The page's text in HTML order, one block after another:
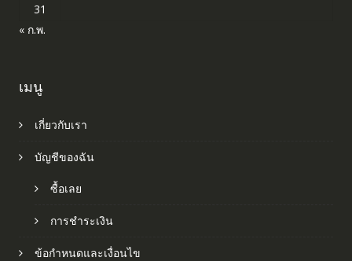
31
« ก.พ.
เมนู
เกี่ยวกับเรา
บัญชีของฉัน
ซื้อเลย
การชำระเงิน
ข้อกำหนดและเงื่อนไข